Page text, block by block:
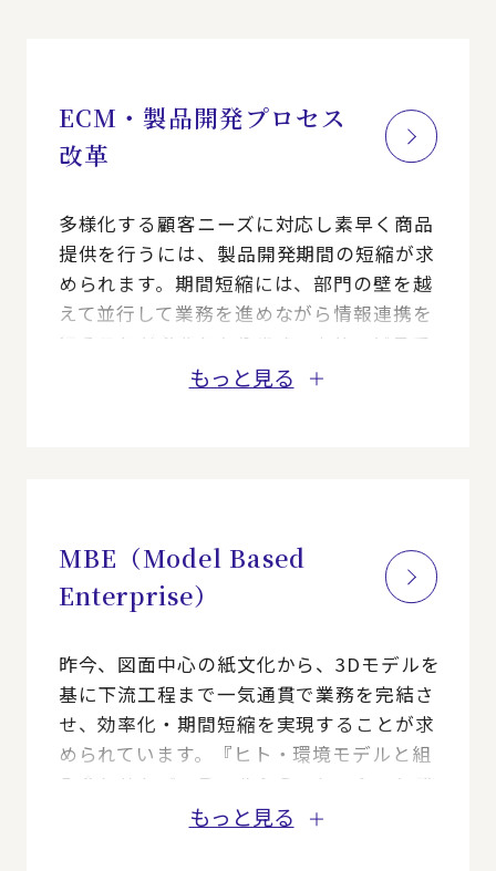
ECM・製品開発プロセス
改革
多様化する顧客ニーズに対応し素早く商品
提供を行うには、製品開発期間の短縮が求
められます。期間短縮には、部門の壁を越
えて並行して業務を進めながら情報連携を
行うことが必要となります。本サービスで
は、製品開発情報のデジタル化と商品企画
もっと見る
MBE（Model Based
Enterprise）
昨今、図面中心の紙文化から、3Dモデルを
基に下流工程まで一気通貫で業務を完結さ
せ、効率化・期間短縮を実現することが求
められています。『ヒト・環境モデルと組
み合わせたバーチャルシミュレーション設
計』、『3Dモデルを使った製造・検査の自
もっと見る